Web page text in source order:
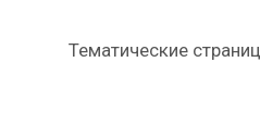
Тематические